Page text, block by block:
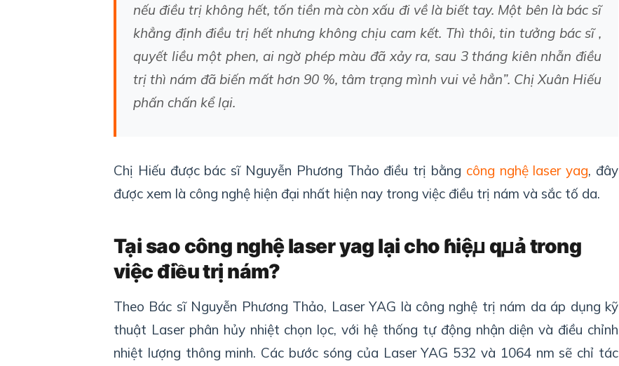
nếu điều trị không hết, tốn tiền mà còn xấu đi về là biết tay. Một bên là bác sĩ
khẳng định điều trị hết nhưng không chịu cam kết. Thì thôi, tin tưởng bác sĩ ,
quyết liều một phen, ai ngờ phép màu đã xảy ra, sau 3 tháng kiên nhẫn điều
trị thì nám đã biến mất hơn 90 %, tâm trạng mình vui vẻ hẳn”. Chị Xuân Hiếu
phấn chấn kể lại.
Chị Hiếu được bác sĩ Nguyễn Phương Thảo điều trị bằng công nghệ laser yag, đây
được xem là công nghệ hiện đại nhất hiện nay trong việc điều trị nám và sắc tố da.
Tại sao công nghệ laser yag lại cho ɦіệꙡ qꙡảtrong
việc điều trị nám?
Theo Bác sĩ Nguyễn Phương Thảo, Laser YAG là công nghệ trị nám da áp dụng kỹ
thuật Laser phân hủy nhiệt chọn lọc, với hệ thống tự động nhận diện và điều chỉnh
nhiệt lượng thông minh. Các bước sóng của Laser YAG 532 và 1064 nm sẽ chỉ tác